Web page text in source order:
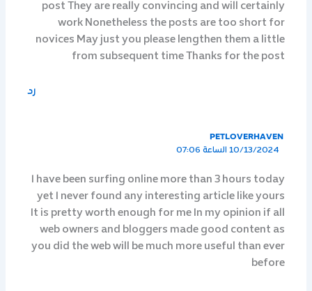
post They are really convincing and will certainly
work Nonetheless the posts are too short for
novices May just you please lengthen them a little
from subsequent time Thanks for the post
رد
PETLOVERHAVEN
10/13/2024 الساعة 07:06
I have been surfing online more than 3 hours today
yet I never found any interesting article like yours
It is pretty worth enough for me In my opinion if all
web owners and bloggers made good content as
you did the web will be much more useful than ever
before